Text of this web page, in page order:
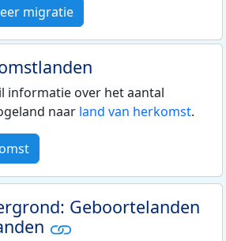
migratie
informatie over het aantal
naar land van herkomst.
Geboortelanden